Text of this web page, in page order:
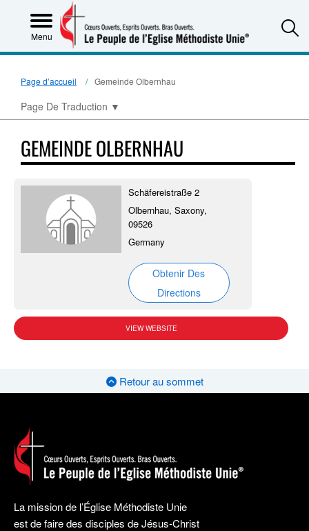
Menu
Page d’accueil Gemeinde Olbernhau
Page De Traduction ▼
GEMEINDE OLBERNHAU
Schäfereistraße 2
Olbernhau, Saxony,
09526
Germany
Obtenir Des
Directions
VIEW WEBSITE
Retour au sommet
La mission de l’Église Méthodiste Unie
est de faire des disciples de Jésus-Christ